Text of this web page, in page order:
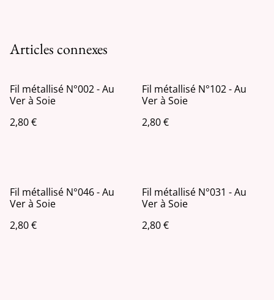
Articles connexes
Fil métallisé N°002 - Au
Ver à Soie
2,80 €
Fil métallisé N°102 - Au
Ver à Soie
2,80 €
Fil métallisé N°046 - Au
Ver à Soie
2,80 €
Fil métallisé N°031 - Au
Ver à Soie
2,80 €